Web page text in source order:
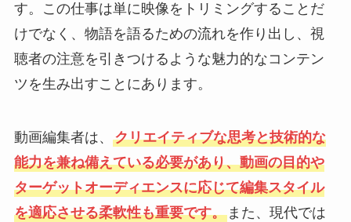
す。この仕事は単に映像をトリミングすることだ
けでなく、物語を語るための流れを作り出し、視
聴者の注意を引きつけるような魅力的なコンテン
ツを生み出すことにあります。
動画編集者は、 クリエイティブな思考と技術的な
能力を兼ね備えている必要があり、動画の目的や
ターゲットオーディエンスに応じて編集スタイル
を適応させる柔軟性も重要です。また、現代では